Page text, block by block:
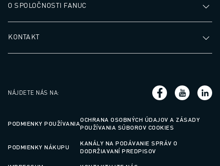
O SPOLOČNOSTI FANUC
KONTAKT
NÁJDETE NÁS NA:
PODMIENKY POUŽÍVANIA
OCHRANA OSOBNÝCH ÚDAJOV A ZÁSADY
POUŽÍVANIA SÚBOROV COOKIES
PODMIENKY NÁKUPU
KANÁLY NA PODÁVANIE SPRÁV O
DODRŽIAVANÍ PREDPISOV